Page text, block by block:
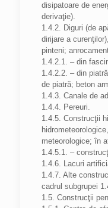
disipatoare de
derivaţie).
1.4.2. Diguri (de
dirijare a
pinteni;
1.4.2.1. – din
1.4.2.2. – din
de piatră; beton
1.4.3. Canale de
1.4.4. Pereuri.
1.4.5. Construcţii
meteorologice; în
1.4.5.1. –
1.4.6. Lacuri
1.4.7. Alte
cadrul subgrupei
1.5. Construcţii